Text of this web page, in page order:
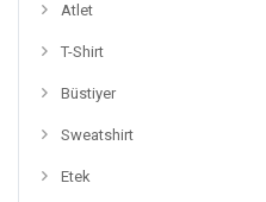
Atlet
T-Shirt
Büstiyer
Sweatshirt
Etek